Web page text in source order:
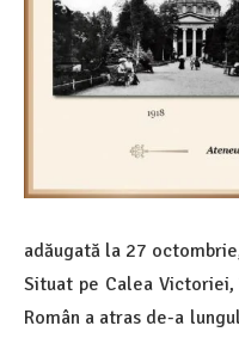
adăugată la 27
Situat pe Calea
Român a atras de-a